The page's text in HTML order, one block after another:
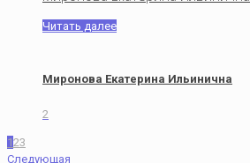
Читать далее
Миронова Екатерина Ильинична
2
123
Следующая